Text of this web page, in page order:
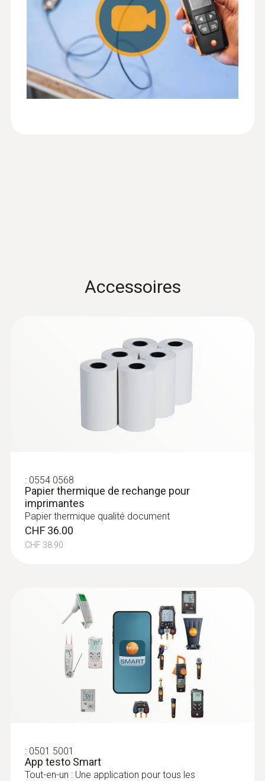
Indice de protection
Longueur de câble
1,4 m
Accessoires
: 0554 0568
Papier thermique de rechange pour
imprimantes
Papier thermique qualité document
CHF 36.00
CHF 38.90
: 0501 5001
App testo Smart
Tout-en-un : Une application pour tous les